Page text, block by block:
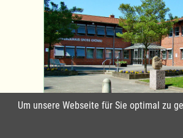
Standort Groß Grönau
Um unsere Webseite für Sie optimal zu